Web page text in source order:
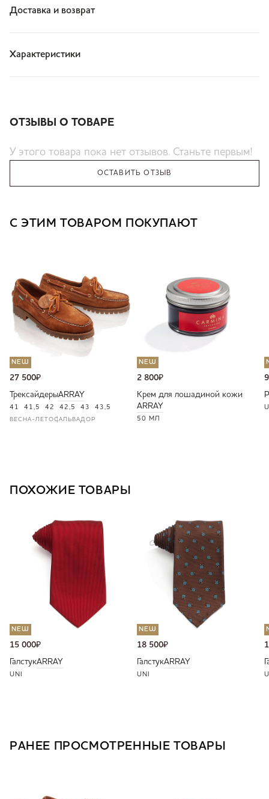
Доставка и возврат
Характеристики
ОТЗЫВЫ О ТОВАРЕ
У этого товара пока нет отзывов. Станьте первым!
ОСТАВИТЬ ОТЗЫВ
С ЭТИМ ТОВАРОМ ПОКУПАЮТ
NEW
27 500₽
ТрексайдерыARRAY
41 41,5 42 42,5 43 43,5
ВЕСНА-ЛЕТОСАЛЬВАДОР
NEW
2 800₽
Крем для лошадиной кожи
ARRAY
50 МЛ
ПОХОЖИЕ ТОВАРЫ
NEW
15 000₽
ГалстукARRAY
UNI
NEW
18 500₽
ГалстукARRAY
UNI
РАНЕЕ ПРОСМОТРЕННЫЕ ТОВАРЫ